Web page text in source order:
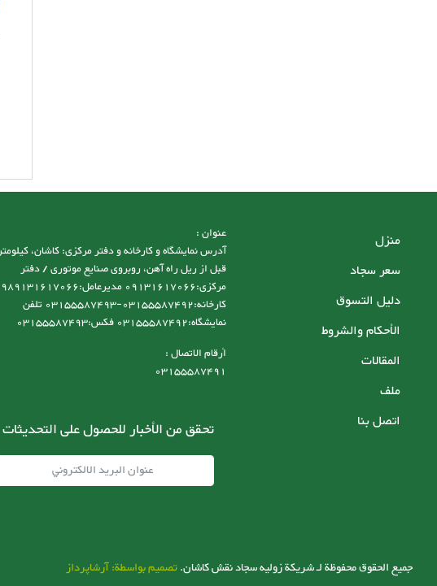
منزل
سعر سجاد
دليل التسوق
الأحكام والشروط
المقالات
ملف
اتصل بنا
عنوان :
قبل از ریل راه آهن، روبروی صنایع موتوری / دفتر
کارخانه:03155587492-03155587493 تلفن
نمایشگاه:03155587492 فکس:03155587493
أرقام الاتصال :
03155587491
تحقق من الأخبار للحصول على التحديثات
جميع الحقوق محفوظة لـ شریکة زولیه سجاد نقش کاشان.تصميم بواسطة: آرشاپرداز